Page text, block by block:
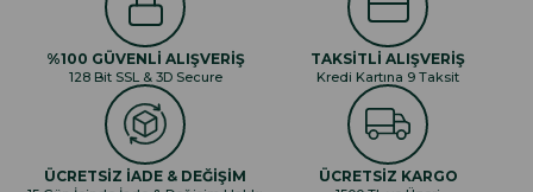
%100 GÜVENLİ ALIŞVERİŞ
128 Bit SSL & 3D Secure
TAKSİTLİ ALIŞVERİŞ
Kredi Kartına 9 Taksit
ÜCRETSİZ İADE & DEĞİŞİM ÜCRETSİZ KARGO